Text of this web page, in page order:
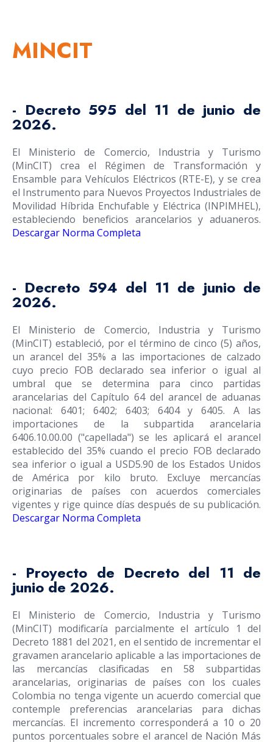
MINCIT
- Decreto 595 del 11 de junio de
2026.
El Ministerio de Comercio, Industria y Turismo
(MinCIT) crea el Régimen de Transformación y
Ensamble para Vehículos Eléctricos (RTE-E), y se crea
el Instrumento para Nuevos Proyectos Industriales de
Movilidad Híbrida Enchufable y Eléctrica (INPIMHEL),
estableciendo beneficios arancelarios y aduaneros.
Descargar Norma Completa
- Decreto 594 del 11 de junio de
2026.
El Ministerio de Comercio, Industria y Turismo
(MinCIT) estableció, por el término de cinco (5) años,
un arancel del 35% a las importaciones de calzado
cuyo precio FOB declarado sea inferior o igual al
umbral que se determina para cinco partidas
arancelarias del Capítulo 64 del arancel de aduanas
nacional: 6401; 6402; 6403; 6404 y 6405. A las
importaciones de la subpartida arancelaria
6406.10.00.00 ("capellada") se les aplicará el arancel
establecido del 35% cuando el precio FOB declarado
sea inferior o igual a USD5.90 de los Estados Unidos
de América por kilo bruto. Excluye mercancías
originarias de países con acuerdos comerciales
vigentes y rige quince días después de su publicación.
Descargar Norma Completa
- Proyecto de Decreto del 11 de
junio de 2026.
El Ministerio de Comercio, Industria y Turismo
(MinCIT) modificaría parcialmente el artículo 1 del
Decreto 1881 del 2021, en el sentido de incrementar el
gravamen arancelario aplicable a las importaciones de
las mercancías clasificadas en 58 subpartidas
arancelarias, originarias de países con los cuales
Colombia no tenga vigente un acuerdo comercial que
contemple preferencias arancelarias para dichas
mercancías. El incremento corresponderá a 10 o 20
puntos porcentuales sobre el arancel de Nación Más